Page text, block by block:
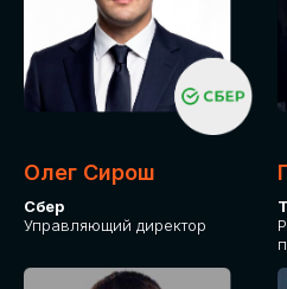
СКАЧАТЬ
Оставьте заявку,
Олег Сирош
Сбер
Управляющий директор